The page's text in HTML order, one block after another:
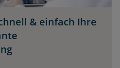
& einfach Ihre